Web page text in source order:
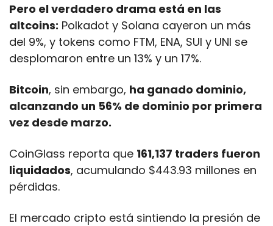
Pero el verdadero drama está en las
altcoins: Polkadot y Solana cayeron un más
del 9%, y tokens como FTM, ENA, SUI y UNI se
desplomaron entre un 13% y un 17%.
Bitcoin, sin embargo, ha ganado dominio,
alcanzando un 56% de dominio por primera
vez desde marzo.
CoinGlass reporta que 161,137 traders fueron
liquidados, acumulando $443.93 millones en
pérdidas.
El mercado cripto está sintiendo la presión de